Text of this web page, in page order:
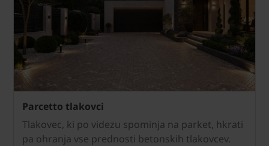
Parcetto tlakovci
Tlakovec, ki po videzu spominja na parket, hkrati
pa ohranja vse prednosti betonskih tlakovcev.